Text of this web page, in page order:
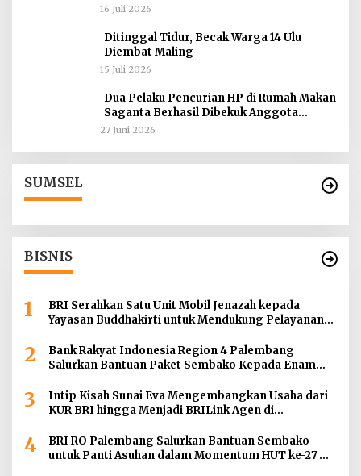
Bhayangkara Run
16 Juli 2026
Ditinggal Tidur, Becak Warga 14 Ulu
Diembat Maling
15 Juli 2026
Dua Pelaku Pencurian HP di Rumah Makan
Saganta Berhasil Dibekuk Anggota
Polsekta SU II Palembang !!
27 Juni 2026
SUMSEL
BISNIS
1
BRI Serahkan Satu Unit Mobil Jenazah kepada
Yayasan Buddhakirti untuk Mendukung Pelayanan
2
Bank Rakyat Indonesia Region 4 Palembang
Salurkan Bantuan Paket Sembako Kepada Enam
3
Intip Kisah Sunai Eva Mengembangkan Usaha dari
KUR BRI hingga Menjadi BRILink Agen di
4
BRI RO Palembang Salurkan Bantuan Sembako
untuk Panti Asuhan dalam Momentum HUT ke-27